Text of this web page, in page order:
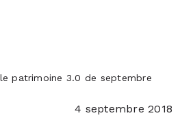
patrimoine 3.0 de septembre
4 septembre 2018